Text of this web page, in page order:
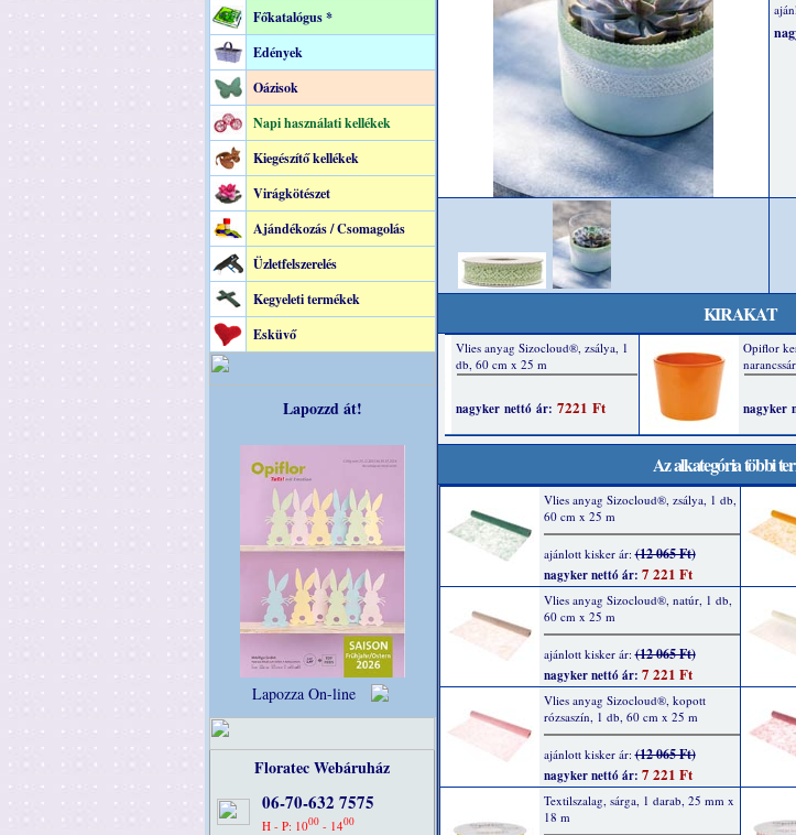
Főkatalógus *
Edények
Oázisok
Napi használati kellékek
Kiegészítő kellékek
Virágkötészet
Ajándékozás / Csomagolás
Üzletfelszerelés
Kegyeleti termékek
Esküvő
Lapozzd át!
Lapozza On-line
Floratec Webáruház
06-70-632 7575
H - P: 1000 - 1400
KIRAKAT
Az alkategória többi
Vlies anyag Sizocloud®, zsálya, 1 db,
60 cm x 25 m
ajánlott kisker ár:(12 065 Ft)
nagyker nettó ár: 7 221 Ft
Vlies anyag Sizocloud®, natúr, 1 db,
60 cm x 25 m
ajánlott kisker ár:(12 065 Ft)
nagyker nettó ár: 7 221 Ft
Vlies anyag Sizocloud®, kopott
rózsaszín, 1 db, 60 cm x 25 m
ajánlott kisker ár:(12 065 Ft)
nagyker nettó ár: 7 221 Ft
Textilszalag, sárga, 1 darab, 25 mm x
18 m